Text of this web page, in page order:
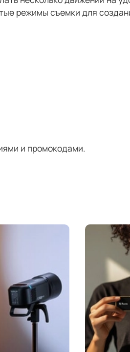
режимы съемки для
и промокодами.